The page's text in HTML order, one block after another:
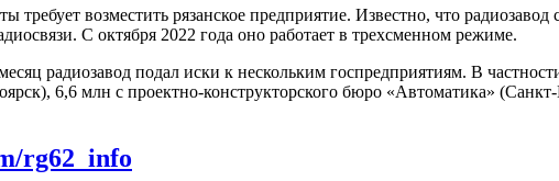
требует возместить рязанское предприятие. Известно, что
С октября 2022 года оно работает в трехсменном режиме.
радиозавод подал иски к нескольким госпредприятиям. В
6,6 млн с проектно-конструкторского бюро «Автоматика»
rg62_info